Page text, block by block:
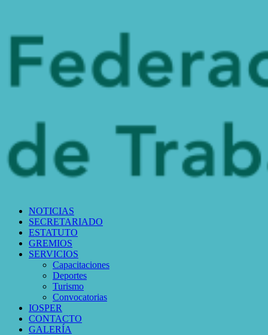
NOTICIAS
SECRETARIADO
ESTATUTO
GREMIOS
SERVICIOS
Capacitaciones
Deportes
Turismo
Convocatorias
IOSPER
CONTACTO
GALERÍA